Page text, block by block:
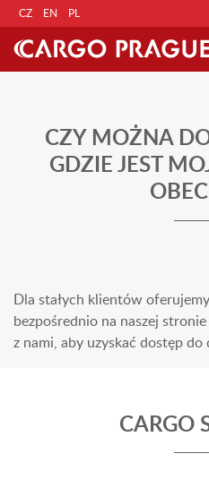
CZ EN PL
CZY MOŻNA
GDZIE JEST
Dla stałych klientów
bezpośrednio na naszej
z nami, aby uzyskać dostęp do
CARGO